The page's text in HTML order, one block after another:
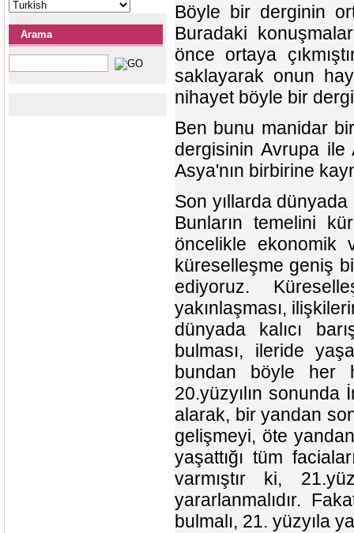
Arama
Böyle bir derginin
Buradaki
önce ortaya
saklayarak onun
nihayet böyle bir dergi
Ben bunu manidar
dergisinin Avrupa ile
Asya'nın birbirine
Son yıllarda
Bunların temelini
öncelikle ekonomik
küreselleşme geniş
ediyoruz.
yakınlaşması,
dünyada kalıcı
bulması, ileride
bundan böyle her
20.yüzyılın sonunda
alarak, bir yandan
gelişmeyi, öte
yaşattığı tüm
varmıştır ki,
yararlanmalıdır.
bulmalı, 21. yüzyıla